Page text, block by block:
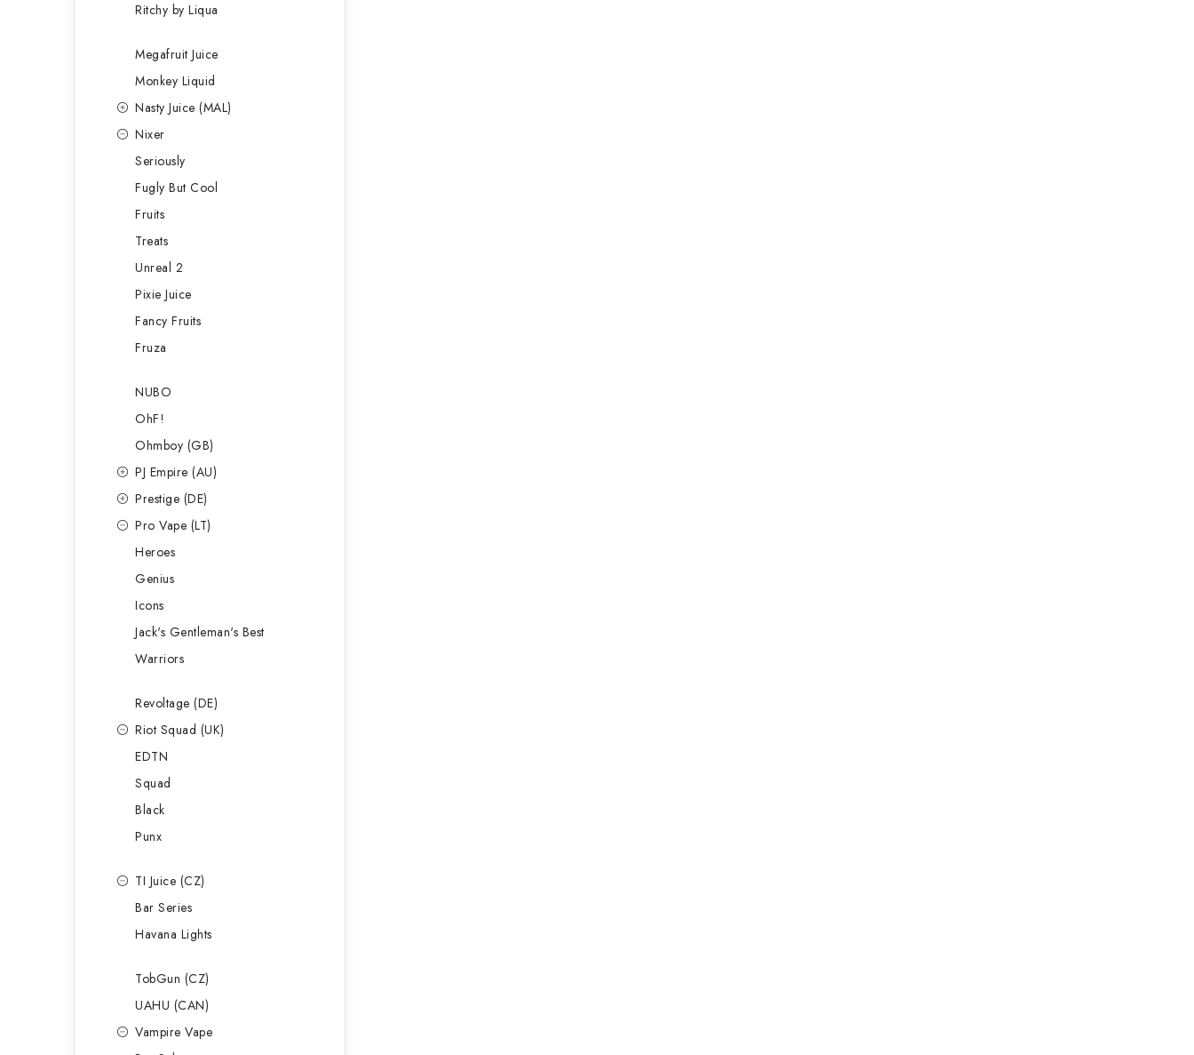
Ritchy by Liqua
Megafruit Juice
Monkey Liquid
Nasty Juice (MAL)
Nixer
Seriously
Fugly But Cool
Fruits
Treats
Unreal 2
Pixie Juice
Fancy Fruits
Fruza
NUBO
OhF!
Ohmboy (GB)
PJ Empire (AU)
Prestige (DE)
Pro Vape (LT)
Heroes
Genius
Icons
Jack's Gentleman's Best
Warriors
Revoltage (DE)
Riot Squad (UK)
EDTN
Squad
Black
Punx
TI Juice (CZ)
Bar Series
Havana Lights
TobGun (CZ)
UAHU (CAN)
Vampire Vape